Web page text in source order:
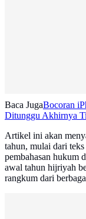
Baca JugaBocoran
Ditunggu Akhirnya
Artikel ini akan
tahun, mulai dari
pembahasan hukum
awal tahun hijriyah
rangkum dari